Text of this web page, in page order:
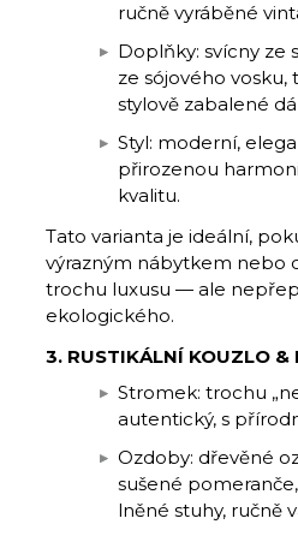
ručně vyráběné
Doplňky: svícny ze
ze sójového vosku,
stylově zabalené
Styl: moderní,
přirozenou
kvalitu.
Tato varianta je ideální,
výrazným nábytkem nebo
trochu luxusu — ale
ekologického.
3. RUSTIKÁLNÍ KOUZLO &
Stromek: trochu
autentický, s
Ozdoby: dřevěné
sušené
lněné stuhy, ručně